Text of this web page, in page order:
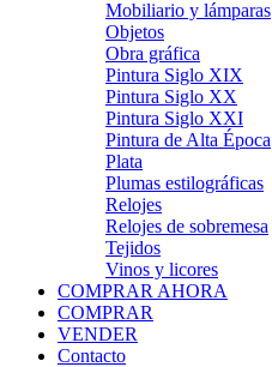
Mobiliario y lámparas
Objetos
Obra gráfica
Pintura Siglo XIX
Pintura Siglo XX
Pintura Siglo XXI
Pintura de Alta Época
Plata
Plumas estilográficas
Relojes
Relojes de sobremesa
Tejidos
Vinos y licores
COMPRAR AHORA
COMPRAR
VENDER
Contacto